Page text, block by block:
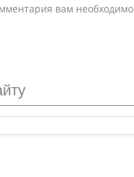
вам необходимо